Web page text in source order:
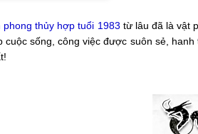
phong thủy hợp tuổi 1983 từ lâu đã là vật
cuộc sống, công việc được suôn sẻ,